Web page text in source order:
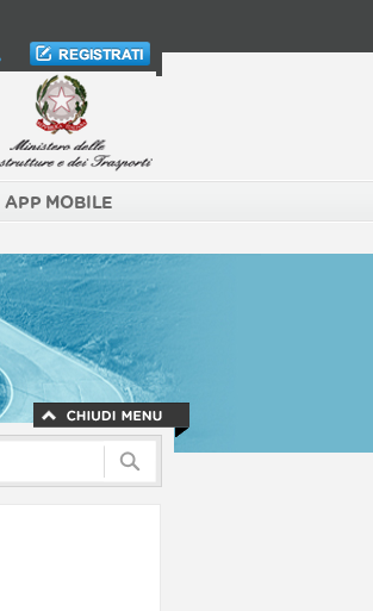
APP MOBILE